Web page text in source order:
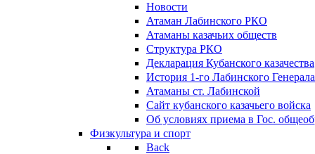
Новости
Атаман Лабинского РКО
Атаманы казачьих обществ
Структура РКО
Декларация Кубанского казачества
История 1-го Лабинского
Атаманы ст. Лабинской
Cайт кубанского казачьего войска
Об условиях приема в Гос.
Физкультура и спорт
Back